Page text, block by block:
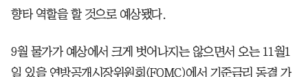
향타 역할을 할 것으로 예상됐다.
9월 물가가 예상에서 크게 벗어나지는 않으면서 오는 11월1
일 있을 연방공개시장위원회(FOMC)에서 기준금리 동결 가